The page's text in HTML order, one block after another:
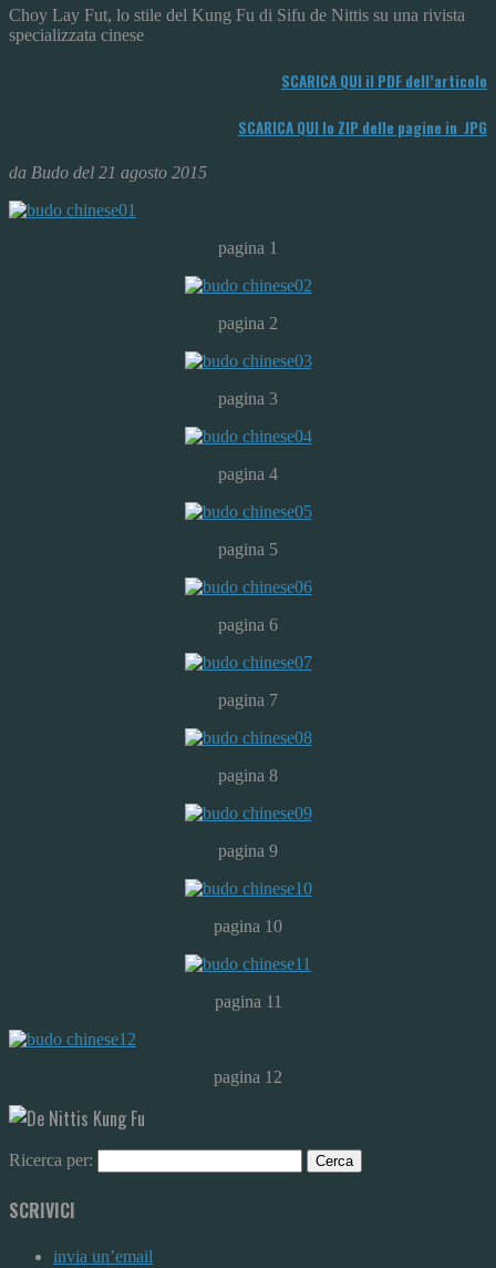
Choy Lay Fut, lo stile del Kung Fu di Sifu de Nittis su una rivista
specializzata cinese
SCARICA QUI il PDF dell’articolo
SCARICA QUI lo ZIP delle pagine in JPG
da Budo del 21 agosto 2015
pagina 1
pagina 2
pagina 3
pagina 4
pagina 5
pagina 6
pagina 7
pagina 8
pagina 9
pagina 10
pagina 11
pagina 12
Ricerca per:
SCRIVICI
invia un’email